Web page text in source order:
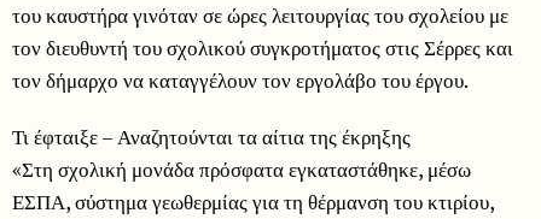
του καυστήρα γινόταν σε ώρες λειτουργίας του σχολείου με
τον διευθυντή του σχολικού συγκροτήματος στις Σέρρες και
τον δήμαρχο να καταγγέλουν τον εργολάβο του έργου.
Τι έφταιξε – Αναζητούνται τα αίτια της έκρηξης
«Στη σχολική μονάδα πρόσφατα εγκαταστάθηκε, μέσω
ΕΣΠΑ, σύστημα γεωθερμίας για τη θέρμανση του κτιρίου,